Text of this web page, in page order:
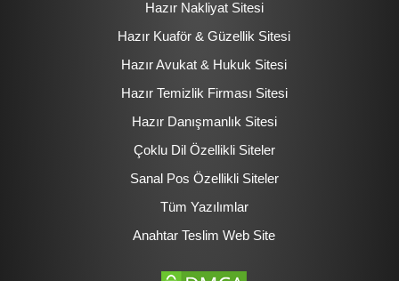
Hazır Nakliyat Sitesi
Hazır Kuaför & Güzellik Sitesi
Hazır Avukat & Hukuk Sitesi
Hazır Temizlik Firması Sitesi
Hazır Danışmanlık Sitesi
Çoklu Dil Özellikli Siteler
Sanal Pos Özellikli Siteler
Tüm Yazılımlar
Anahtar Teslim Web Site